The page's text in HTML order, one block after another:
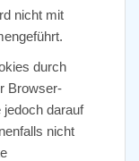
nicht mit
durch
Browser-
jedoch darauf
nicht